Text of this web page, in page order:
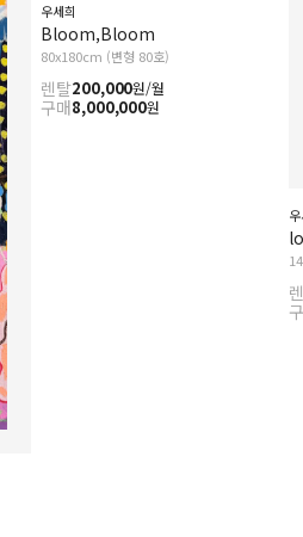
우세희
Bloom,Bloom
80x180cm (변형 80호)
렌탈200,000원/월
구매8,000,000원